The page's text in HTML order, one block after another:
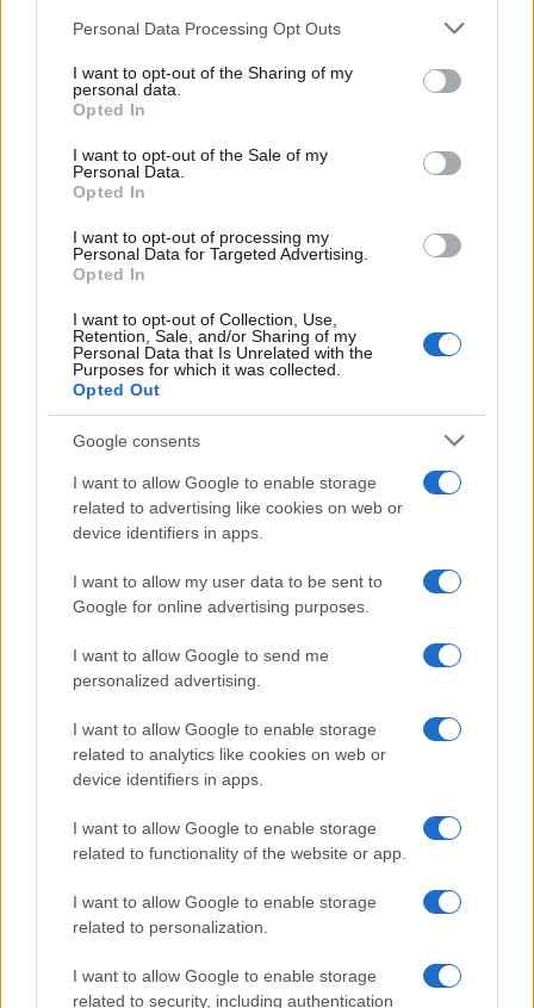
This information may also be disclosed by us to third parties
disclose it to other third parties.
Please note that this website/app uses one or more Google
services and may gather and store information including but
not limited to your visit or usage behaviour. You may click to
grant or deny consent to Google and its third-party tags to
consent section.
Personal Data Processing Opt Outs
I want to opt-out of the Sharing of my
personal data.
Opted In
I want to opt-out of the Sale of my
Personal Data.
Opted In
I want to opt-out of processing my
Personal Data for Targeted Advertising.
Opted In
I want to opt-out of Collection, Use,
Retention, Sale, and/or Sharing of my
Personal Data that Is Unrelated with the
Purposes for which it was collected.
Opted Out
Google consents
I want to allow Google to enable storage
related to advertising like cookies on web or
device identifiers in apps.
I want to allow my user data to be sent to
Google for online advertising purposes.
I want to allow Google to send me
personalized advertising.
I want to allow Google to enable storage
related to analytics like cookies on web or
device identifiers in apps.
I want to allow Google to enable storage
related to functionality of the website or app.
I want to allow Google to enable storage
related to personalization.
I want to allow Google to enable storage
related to security, including authentication
InvestirMag
Germania
Investieren24
UK
News Hub UK
Lgbtq News
Olanda
Investeren 24